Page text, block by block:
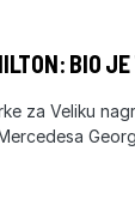
BIO
za Veliku